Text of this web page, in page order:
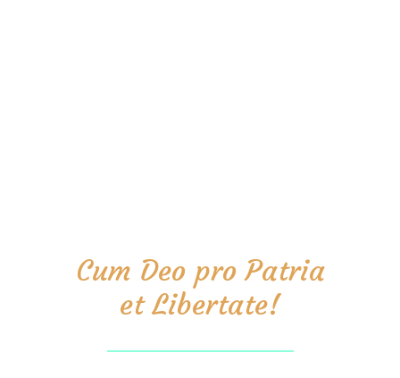
Cum Deo pro Patria
et Libertate!